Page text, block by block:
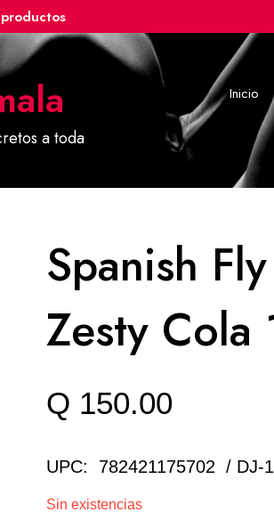
a toda
Inicio
Spanish
Zesty Cola
Q 150.00
UPC: 782421175702 / DJ-
Sin existencias